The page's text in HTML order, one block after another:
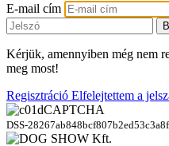
E-mail cím
Kérjük, amennyiben még nem
meg most!
Regisztráció Elfelejtettem a
DSS-